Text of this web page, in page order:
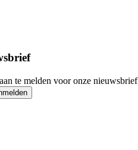
te melden voor onze nieuwsbrief